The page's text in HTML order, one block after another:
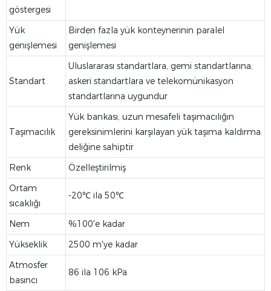
göstergesi
Yük
genişlemesi
Birden fazla yük konteynerinin paralel
genişlemesi
Standart
Uluslararası standartlara, gemi standartlarına,
askeri standartlara ve telekomünikasyon
standartlarına uygundur
Taşımacılık
Yük bankası, uzun mesafeli taşımacılığın
gereksinimlerini karşılayan yük taşıma kaldırma
deliğine sahiptir
Renk
Özelleştirilmiş
Ortam
sıcaklığı
-20℃ ila 50℃
Nem
%100'e kadar
Yükseklik
2500 m'ye kadar
Atmosfer
basıncı
86 ila 106 kPa